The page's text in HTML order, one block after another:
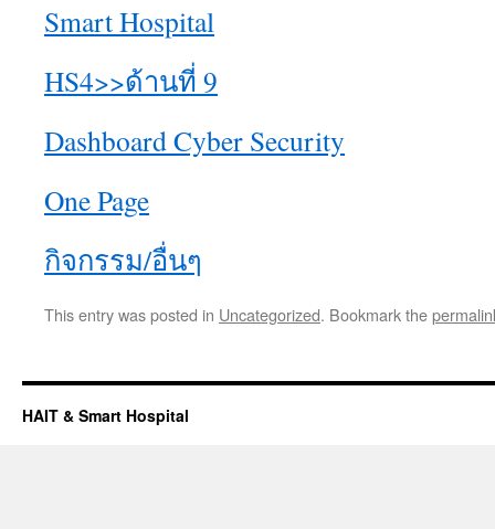
Smart Hospital
HS4>>ด้านที่ 9
Dashboard Cyber Security
One Page
กิจกรรม/อื่นๆ
This entry was posted in Uncategorized. Bookmark the
HAIT & Smart Hospital